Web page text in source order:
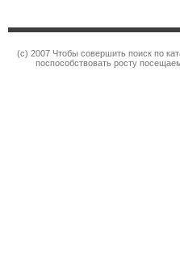
(c) 2007 Чтобы совершить поиск по
поспособствовать росту